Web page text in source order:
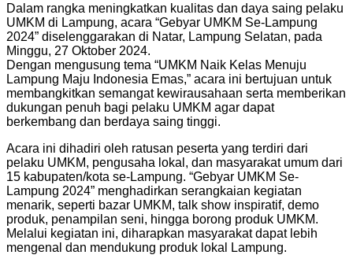
Dalam rangka meningkatkan kualitas dan daya saing pelaku
UMKM di Lampung, acara “Gebyar UMKM Se-Lampung
2024” diselenggarakan di Natar, Lampung Selatan, pada
Minggu, 27 Oktober 2024.
Dengan mengusung tema “UMKM Naik Kelas Menuju
Lampung Maju Indonesia Emas,” acara ini bertujuan untuk
membangkitkan semangat kewirausahaan serta memberikan
dukungan penuh bagi pelaku UMKM agar dapat
berkembang dan berdaya saing tinggi.
Acara ini dihadiri oleh ratusan peserta yang terdiri dari
pelaku UMKM, pengusaha lokal, dan masyarakat umum dari
15 kabupaten/kota se-Lampung. “Gebyar UMKM Se-
Lampung 2024” menghadirkan serangkaian kegiatan
menarik, seperti bazar UMKM, talk show inspiratif, demo
produk, penampilan seni, hingga borong produk UMKM.
Melalui kegiatan ini, diharapkan masyarakat dapat lebih
mengenal dan mendukung produk lokal Lampung.